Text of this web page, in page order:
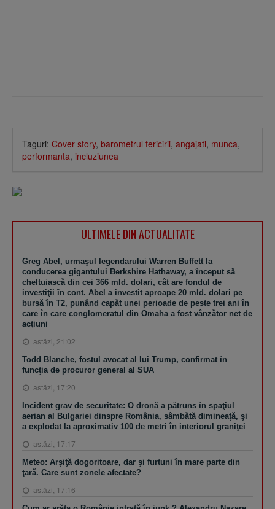
Taguri: Cover story, barometrul fericirii, angajati, munca,
performanta, incluziunea
ULTIMELE DIN ACTUALITATE
Greg Abel, urmaşul legendarului Warren Buffett la
conducerea gigantului Berkshire Hathaway, a început să
cheltuiască din cei 366 mld. dolari, cât are fondul de
investiţii în cont. Abel a investit aproape 20 mld. dolari pe
bursă în T2, punând capăt unei perioade de peste trei ani în
care în care conglomeratul din Omaha a fost vânzător net de
acţiuni
astăzi, 21:02
Todd Blanche, fostul avocat al lui Trump, confirmat în
funcţia de procuror general al SUA
astăzi, 17:20
Incident grav de securitate: O dronă a pătruns în spaţiul
aerian al Bulgariei dinspre România, sâmbătă dimineaţă, şi
a explodat la aproximativ 100 de metri în interiorul graniţei
astăzi, 17:17
Meteo: Arşiţă dogoritoare, dar şi furtuni în mare parte din
ţară. Care sunt zonele afectate?
astăzi, 17:16